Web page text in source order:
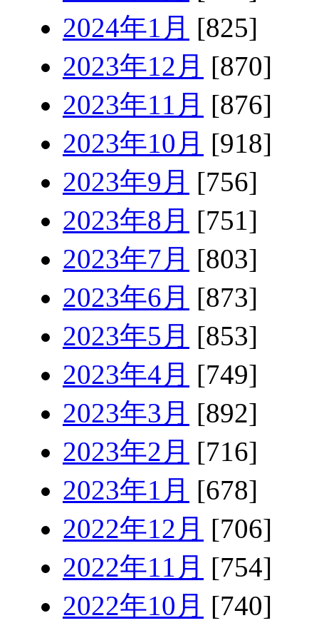
2024年1月 [825]
2023年12月 [870]
2023年11月 [876]
2023年10月 [918]
2023年9月 [756]
2023年8月 [751]
2023年7月 [803]
2023年6月 [873]
2023年5月 [853]
2023年4月 [749]
2023年3月 [892]
2023年2月 [716]
2023年1月 [678]
2022年12月 [706]
2022年11月 [754]
2022年10月 [740]